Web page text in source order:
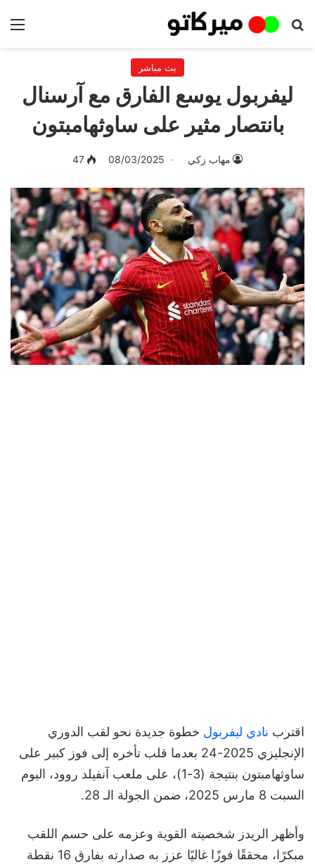
بحث عن
بث مباشر
ليفربول يوسع الفارق مع آرسنال
بانتصار مثير على ساوثهامبتون
مهاب زكي 08/03/2025
47
اقترب نادي ليفربول خطوة جديدة نحو لقب الدوري
الإنجليزي 2025-24 بعدما قلب تأخره إلى فوز كبير على
ساوثهامبتون بنتيجة (3-1)، على ملعب آنفيلد روود، اليوم
السبت 8 مارس 2025، ضمن الجولة الـ 28.
وأظهر الريدز شخصيته القوية وعزمه على حسم اللقب
مبكرًا، محققًا فوزًا غاليًا عزز به صدارته بفارق 16 نقطة